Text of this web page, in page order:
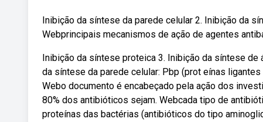
Inibição da síntese da parede celular 2. Inibição da
Webprincipais mecanismos de ação de agentes
Inibição da síntese proteica 3. Inibição da síntese
da síntese da parede celular: Pbp (prot eínas
Webo documento é encabeçado pela ação dos
80% dos antibióticos sejam. Webcada tipo de
proteínas das bactérias (antibióticos do tipo